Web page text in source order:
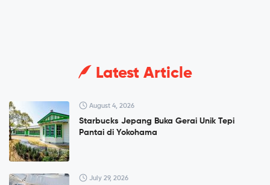
Latest Article
August 4, 2026
Starbucks Jepang Buka Gerai Unik Tepi
Pantai di Yokohama
July 29, 2026